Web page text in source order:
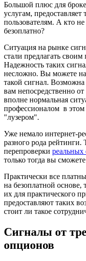
Большой плюс для
услугам,
пользователям. А кто
безоплатно?
Ситуация на рынке
стали предлагать
Надежность таких
несложно. Вы можете
такой сигнал.
вам непосредственно
вполне нормальная
профессионалом в
"лузером".
Уже немало интернет-
разного рода рейтинги.
перепроверки реальных
только тогда вы
Практически все
на безоплатной основе,
их для практического
предоставляют таких
стоит ли такое
Сигналы от
опционов